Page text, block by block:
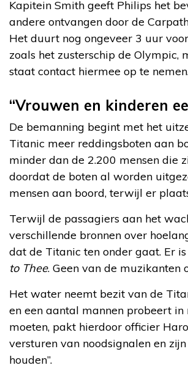
Kapitein Smith geeft Philips het
andere ontvangen door de
Het duurt nog ongeveer 3 uur
zoals het zusterschip de
staat contact hiermee op te
“Vrouwen en kinderen
De bemanning begint met het
Titanic meer reddingsboten aan
minder dan de 2.200 mensen die
doordat de boten al worden
mensen aan boord, terwijl er
Terwijl de passagiers aan het
verschillende bronnen over
dat de Titanic ten onder gaat. Er
to Thee. Geen van de muzikanten
Het water neemt bezit van de
en een aantal mannen probeert
moeten, pakt hierdoor officier
versturen van noodsignalen en
houden”.